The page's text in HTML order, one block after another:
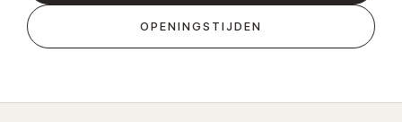
OPENINGSTIJDEN